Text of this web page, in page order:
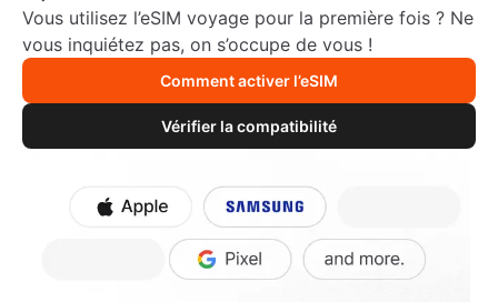
Vous utilisez l’eSIM voyage pour la première fois ? Ne
vous inquiétez pas, on s’occupe de vous !
Comment activer l’eSIM
Vérifier la compatibilité